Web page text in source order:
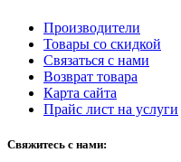
Производители
Товары со скидкой
Связаться с нами
Возврат товара
Карта сайта
Прайс лист на услуги
Свяжитесь с нами: